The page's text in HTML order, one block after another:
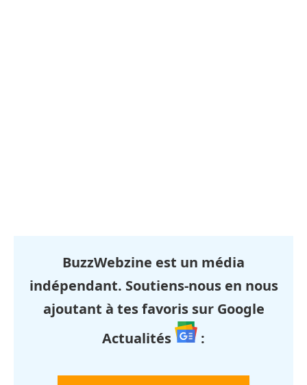
BuzzWebzine est un média
indépendant. Soutiens-nous en nous
ajoutant à tes favoris sur Google
Actualités
: